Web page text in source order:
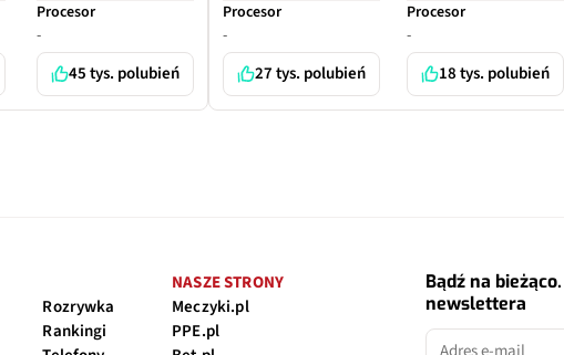
Procesor
-
45 tys. polubień
Procesor
-
27 tys. polubień
Procesor
-
18 tys. polubień
Rozrywka
Rankingi
NASZE STRONY
Meczyki.pl
PPE.pl
Bądź na
newslettera